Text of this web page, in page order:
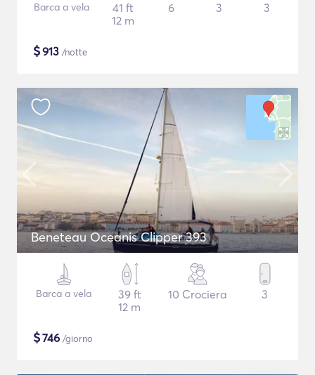
Barca a vela
41 ft
12 m
6 3 3
$913 /notte
Beneteau Oceanis Clipper 393
Barca a vela
39 ft
12 m
10 Crociera 3
$746 /giorno